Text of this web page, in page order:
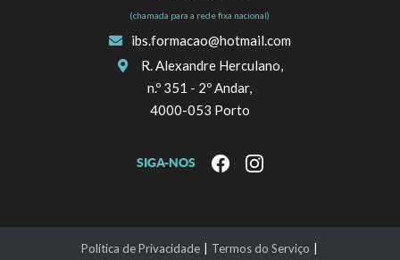
(chamada para a rede fixa nacional)
ibs.formacao@hotmail.com
R. Alexandre Herculano,
n.º 351 - 2º Andar,
4000-053 Porto
SIGA-NOS
Política de Privacidade Termos do Serviço